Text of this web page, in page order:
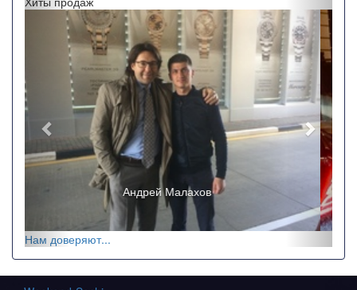
Хиты продаж
Ricchi e Poveri
Назад
Нам доверяют...